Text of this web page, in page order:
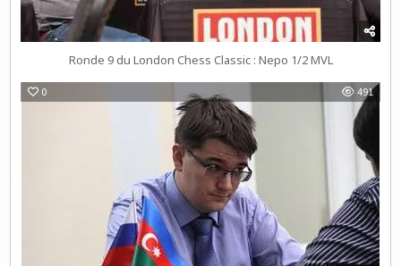
Ronde 9 du London Chess Classic : Nepo 1/2 MVL
0 491